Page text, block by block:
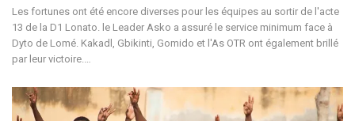
Les fortunes ont été encore diverses pour les équipes au sortir de l'acte
13 de la D1 Lonato. le Leader Asko a assuré le service minimum face à
Dyto de Lomé. Kakadl, Gbikinti, Gomido et l'As OTR ont également brillé
par leur victoire.…